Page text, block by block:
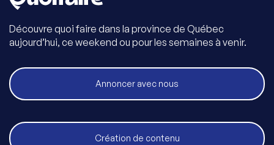
Découvre quoi faire dans la province de Québec
aujourd’hui, ce weekend ou pour les semaines à venir.
Annoncer avec nous
Création de contenu